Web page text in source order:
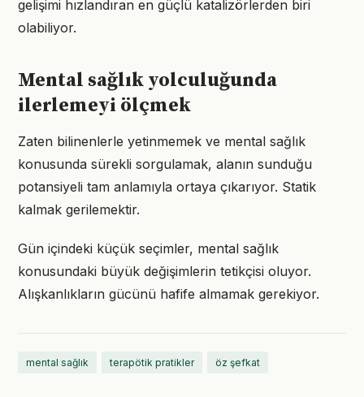
gelişimi hızlandıran en güçlü katalizörlerden biri
olabiliyor.
Mental sağlık yolculuğunda
ilerlemeyi ölçmek
Zaten bilinenlerle yetinmemek ve mental sağlık
konusunda sürekli sorgulamak, alanın sunduğu
potansiyeli tam anlamıyla ortaya çıkarıyor. Statik
kalmak gerilemektir.
Gün içindeki küçük seçimler, mental sağlık
konusundaki büyük değişimlerin tetikçisi oluyor.
Alışkanlıkların gücünü hafife almamak gerekiyor.
mental sağlık terapötik pratikler öz şefkat